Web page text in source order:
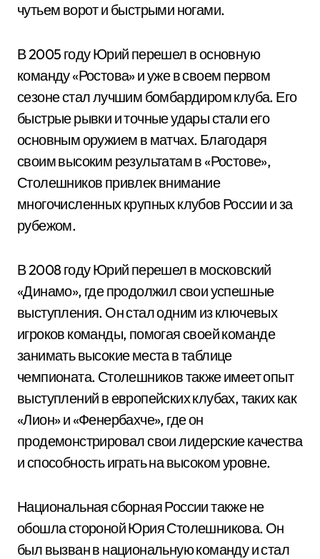
чутьем ворот и быстрыми ногами.
В 2005 году Юрий перешел в основную
команду «Ростова» и уже в своем первом
сезоне стал лучшим бомбардиром клуба. Его
быстрые рывки и точные удары стали его
основным оружием в матчах. Благодаря
своим высоким результатам в «Ростове»,
Столешников привлек внимание
многочисленных крупных клубов России и за
рубежом.
В 2008 году Юрий перешел в московский
«Динамо», где продолжил свои успешные
выступления. Он стал одним из ключевых
игроков команды, помогая своей команде
занимать высокие места в таблице
чемпионата. Столешников также имеет опыт
выступлений в европейских клубах, таких как
«Лион» и «Фенербахче», где он
продемонстрировал свои лидерские качества
и способность играть на высоком уровне.
Национальная сборная России также не
обошла стороной Юрия Столешникова. Он
был вызван в национальную команду и стал